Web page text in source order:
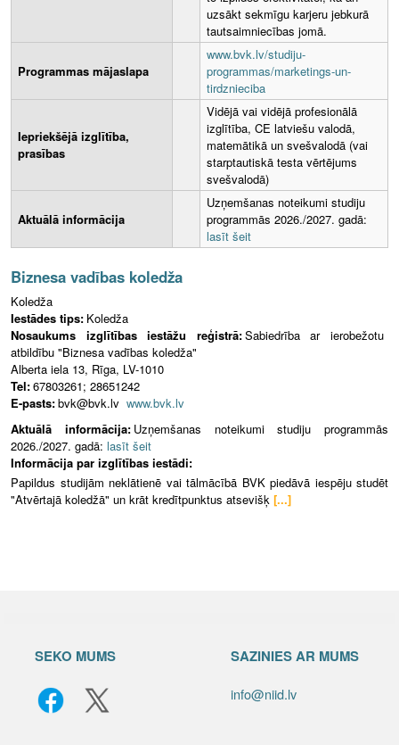
uzsākt sekmīgu karjeru jebkurā
tautsaimniecības jomā.
Programmas mājaslapa
www.bvk.lv/studiju-
programmas/marketings-un-
tirdznieciba
Iepriekšējā izglītība,
prasības
Vidējā vai vidējā profesionālā
izglītība, CE latviešu valodā,
matemātikā un svešvalodā (vai
starptautiskā testa vērtējums
svešvalodā)
Aktuālā informācija
Uzņemšanas noteikumi studiju
programmās 2026./2027. gadā:
lasīt šeit
Biznesa vadības koledža
Koledža
Iestādes tips: Koledža
Nosaukums izglītības iestāžu reģistrā:Sabiedrība ar ierobežotu
atbildību "Biznesa vadības koledža"
Alberta iela 13, Rīga, LV-1010
Tel:67803261; 28651242
E-pasts:bvk@bvk.lv www.bvk.lv
Aktuālā informācija: Uzņemšanas noteikumi studiju programmās
2026./2027. gadā: lasīt šeit
Informācija par izglītības iestādi:
Papildus studijām neklātienē vai tālmācībā BVK piedāvā iespēju studēt
"Atvērtajā koledžā" un krāt kredītpunktus atsevišķ [...]
SEKO MUMS SAZINIES AR MUMS
info@niid.lv